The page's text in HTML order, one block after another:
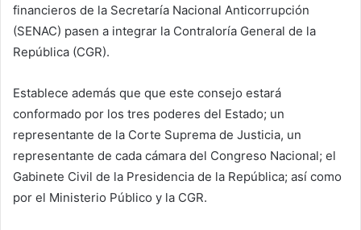
financieros de la Secretaría Nacional Anticorrupción
(SENAC) pasen a integrar la Contraloría General de la
República (CGR).
Establece además que que este consejo estará
conformado por los tres poderes del Estado; un
representante de la Corte Suprema de Justicia, un
representante de cada cámara del Congreso Nacional; el
Gabinete Civil de la Presidencia de la República; así como
por el Ministerio Público y la CGR.